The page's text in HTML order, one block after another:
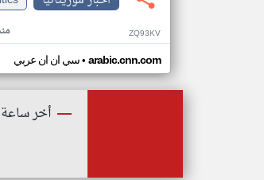
ZQ93KV
سي ان ان عربي• arabic.cnn.com
أخر ساعة